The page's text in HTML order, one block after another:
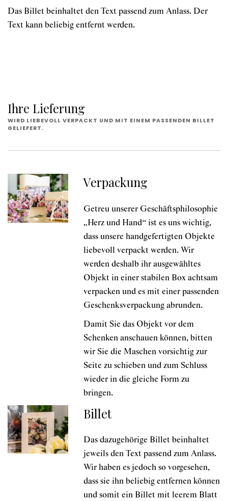
Das Billet beinhaltet den Text passend zum Anlass. Der
Text kann beliebig entfernt werden.
Ihre Lieferung
WIRD LIEBEVOLL VERPACKT UND MIT EINEM PASSENDEN BILLET
GELIEFERT.
Verpackung
Getreu unserer Geschäftsphilosophie
„Herz und Hand“ ist es uns wichtig,
dass unsere handgefertigten Objekte
liebevoll verpackt werden. Wir
werden deshalb ihr ausgewähltes
Objekt in einer stabilen Box achtsam
verpacken und es mit einer passenden
Geschenksverpackung abrunden.
Damit Sie das Objekt vor dem
Schenken anschauen können, bitten
wir Sie die Maschen vorsichtig zur
Seite zu schieben und zum Schluss
wieder in die gleiche Form zu
bringen.
Billet
Das dazugehörige Billet beinhaltet
jeweils den Text passend zum Anlass.
Wir haben es jedoch so vorgesehen,
dass sie ihn beliebig entfernen können
und somit ein Billet mit leerem Blatt